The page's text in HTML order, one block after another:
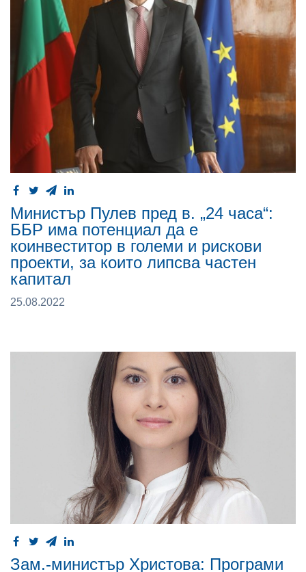
Министър Пулев пред в. „24 часа“:
ББР има потенциал да е
коинвеститор в големи и рискови
проекти, за които липсва частен
капитал
25.08.2022
Зам.-министър Христова: Програми